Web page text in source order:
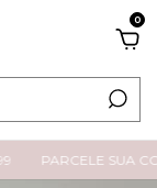
0
PARCELE SUA